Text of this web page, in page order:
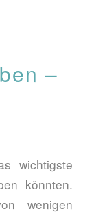
–
wichtigste
könnten.
wenigen